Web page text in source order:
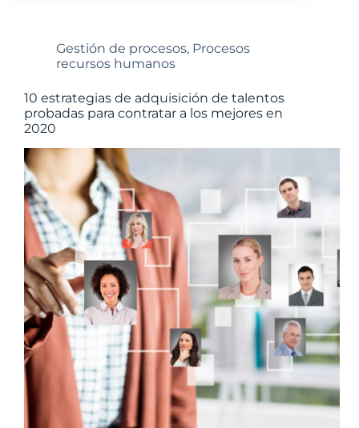
Gestión de procesos, Procesos
recursos humanos
10 estrategias de adquisición de talentos
probadas para contratar a los mejores en
2020